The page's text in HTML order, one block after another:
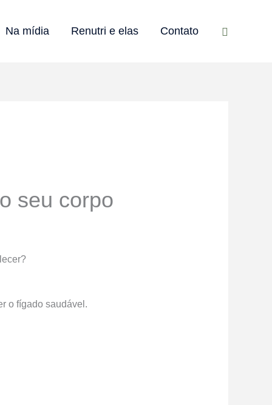
Na mídia Renutri e elas Contato Pesquisar
seu corpo
o fígado saudável.